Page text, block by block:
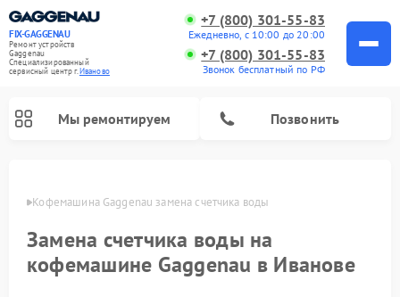
FIX-GAGGENAU
Ремонт устройств
Gaggenau
Специализированный
cервисный центр г.Иваново
+7 (800) 301-55-83
Ежедневно, с 10:00 до 20:00
+7 (800) 301-55-83
Звонок бесплатный по РФ
Мы ремонтируем Позвонить
Кофемашина Gaggenau замена счетчика воды
Замена счетчика воды на
кофемашине Gaggenau в Иванове